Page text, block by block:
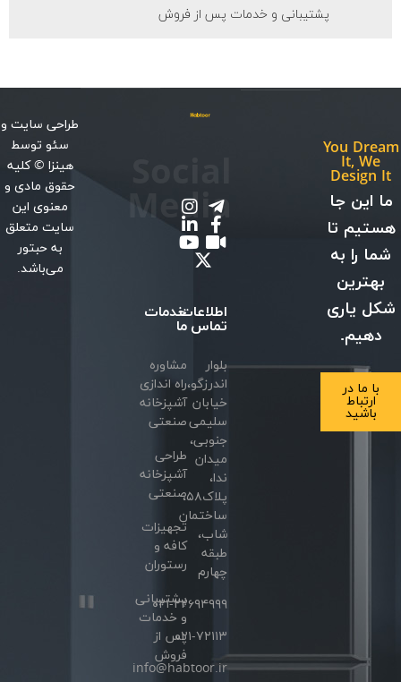
پشتیبانی و خدمات پس از فروش
You Dream
It, We
Design It
ما این جا
هستیم تا
شما را به
بهترین
شکل یاری
دهیم.
با ما در
ارتباط
باشید
اطلاعات
تماس
بلوار
اندرزگو،
خیابان
سلیمی
جنوبی،
میدان
ندا،
پلاک۵۸،
ساختمان
شاب،
طبقه
چهارم
۰۲۱-۲۲۶۹۴۹۹۹
۰۲۱-۷۲۱۱۳
info@habtoor.ir
Media
خدمات
ما
مشاوره
راه اندازی
آشپزخانه
صنعتی
طراحی
آشپزخانه
صنعتی
تجهیزات
کافه و
رستوران
پشتیبانی
و خدمات
پس از
فروش
طراحی سایتو
سئوتوسط
هینزا © کلیه
حقوق مادی و
معنوی این
سایت متعلق
به حبتور
می‌باشد.